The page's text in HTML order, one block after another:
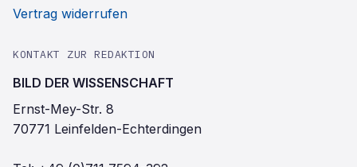
Vertrag widerrufen
KONTAKT ZUR REDAKTION
BILD DER WISSENSCHAFT
Ernst-Mey-Str. 8
70771 Leinfelden-Echterdingen